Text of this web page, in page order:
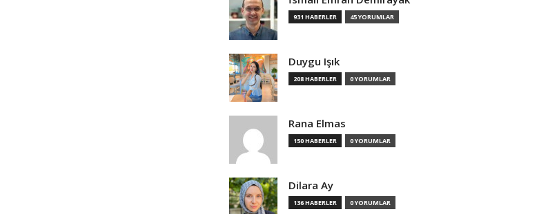
931 HABERLER 45 YORUMLAR
Duygu Işık
208 HABERLER 0 YORUMLAR
Rana Elmas
150 HABERLER 0 YORUMLAR
Dilara Ay
136 HABERLER 0 YORUMLAR